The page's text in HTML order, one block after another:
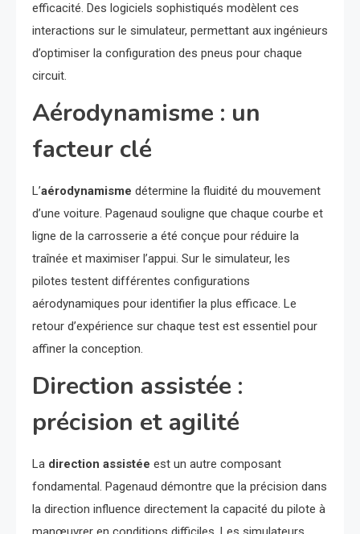
efficacité. Des logiciels sophistiqués modèlent ces
interactions sur le simulateur, permettant aux ingénieurs
d’optimiser la configuration des pneus pour chaque
circuit.
Aérodynamisme : un
facteur clé
L’aérodynamisme détermine la fluidité du mouvement
d’une voiture. Pagenaud souligne que chaque courbe et
ligne de la carrosserie a été conçue pour réduire la
traînée et maximiser l’appui. Sur le simulateur, les
pilotes testent différentes configurations
aérodynamiques pour identifier la plus efficace. Le
retour d’expérience sur chaque test est essentiel pour
affiner la conception.
Direction assistée :
précision et agilité
La direction assistée est un autre composant
fondamental. Pagenaud démontre que la précision dans
la direction influence directement la capacité du pilote à